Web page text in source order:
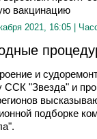
вакцинацию
2021, 16:05 |
и
ССК "Звезда" и
подборке